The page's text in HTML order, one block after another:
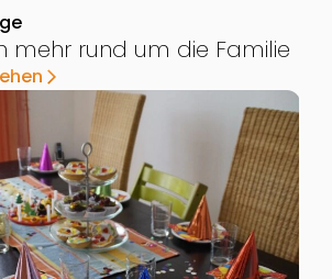
mehr rund um die Familie
arrow_forward_ios
Wo finde ich die besten